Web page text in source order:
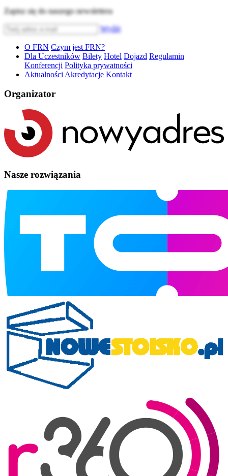
Zapisz się do naszego newslettera
Wyślij
O FRN Czym jest FRN?
Dla Uczestników Bilety Hotel Dojazd Regulamin
Konferencji Polityka prywatności
Aktualności Akredytacje Kontakt
Organizator
Nasze rozwiązania